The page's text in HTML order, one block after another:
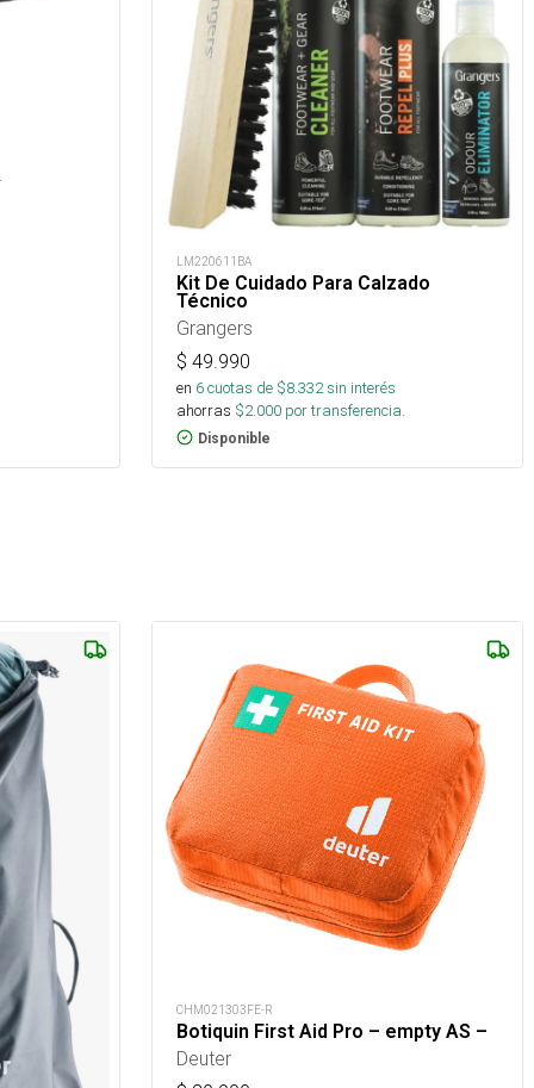
LM220611BA
Kit De Cuidado Para Calzado
Técnico
Grangers
$ 49.990
en 6cuotas de $8.332sin interés
ahorras $2.000 por transferencia.
Disponible
CHM021303FE-R
Botiquin First Aid Pro – empty AS –
Deuter